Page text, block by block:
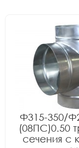
Ф315-350/
(08ПС)0.50
сечения с